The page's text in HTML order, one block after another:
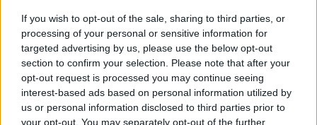
If you wish to opt-out of the sale, sharing to third parties, or
processing of your personal or sensitive information for
targeted advertising by us, please use the below opt-out
section to confirm your selection. Please note that after your
opt-out request is processed you may continue seeing
interest-based ads based on personal information utilized by
us or personal information disclosed to third parties prior to
your opt-out. You may separately opt-out of the further
Castro Marim celebra Dia Internacional dos
Monumentos e Sítios com visitas guiadas ao
Forte de S. Sebastião